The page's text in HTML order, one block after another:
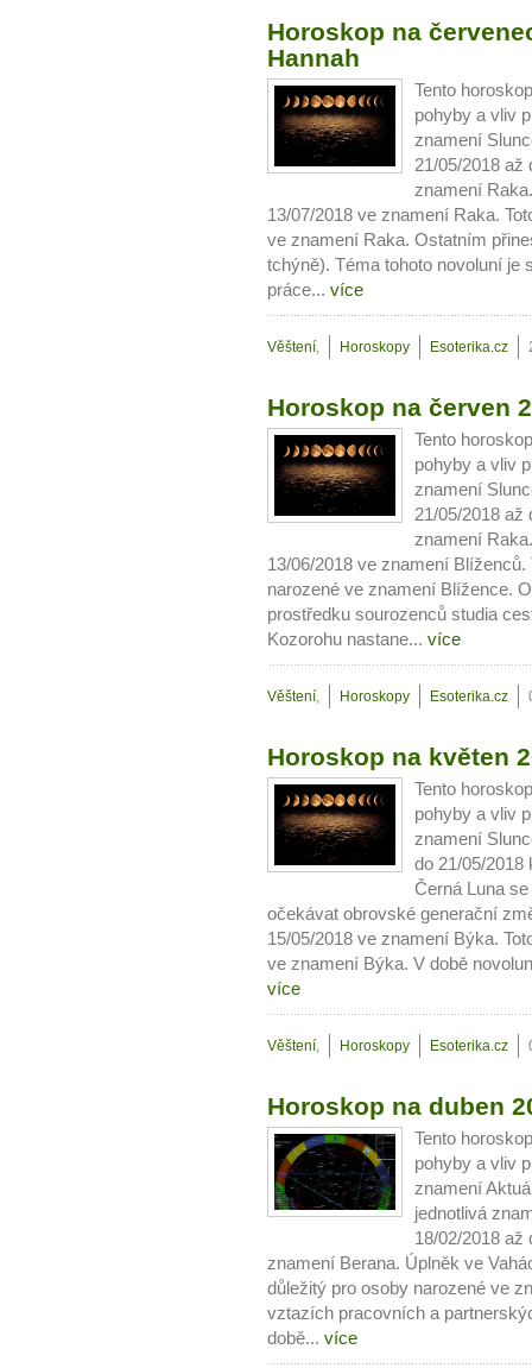
Horoskop na
Hannah
Tento
pohyby a vliv
znamení
21/05/2018 až
znamení
13/07/2018 ve znamení Raka.
ve znamení Raka. Ostatním
tchýně). Téma tohoto novoluní je
práce... více
Věštení, Horoskopy Esoterika.cz
Horoskop na červen
Tento
pohyby a vliv
znamení
21/05/2018 až
znamení
13/06/2018 ve znamení
narozené ve znamení Blížence.
prostředku sourozenců studia
Kozorohu nastane... více
Věštení, Horoskopy Esoterika.cz
Horoskop na květen
Tento
pohyby a vliv
znamení
do 21/05/2018
Černá Luna
očekávat obrovské generační
15/05/2018 ve znamení Býka.
ve znamení Býka. V době
více
Věštení, Horoskopy Esoterika.cz
Horoskop na duben
Tento
pohyby a vliv
znamení
jednotlivá
18/02/2018 až
znamení Berana. Úplněk ve
důležitý pro osoby narozené ve
vztazích pracovních a
době... více